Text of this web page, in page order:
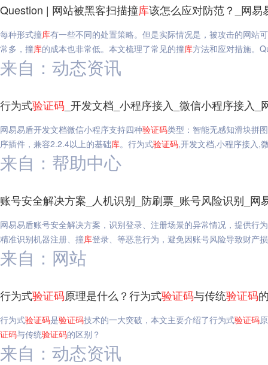
Question | 网站被黑客扫描撞库该怎么应对防范？_网易
每种形式撞库有一些不同的处置策略。但是实际情况是，被攻击的网站
常多，撞库的成本也非常低。本文梳理了常见的撞库方法和应对措施。
来自：动态资讯
行为式验证码 _开发文档_小程序接入_微信小程序接入_
网易易盾开发文档微信小程序支持四种验证码类型：智能无感知滑块拼
序插件，兼容2.2.4以上的基础库。行为式验证码,开发文档,小程序接入,
来自：帮助中心
账号安全解决方案_人机识别_防刷票_账号风险识别_网
网易易盾账号安全解决方案，识别登录、注册场景的异常情况，提供行
精准识别机器注册、撞库登录、等恶意行为，避免因账号风险导致财产
来自：网站
行为式验证码原理是什么？行为式验证码与传统验证码
行为式验证码是验证码技术的一大突破，本文主要介绍了行为式验证码
证码与传统验证码的区别？
来自：动态资讯